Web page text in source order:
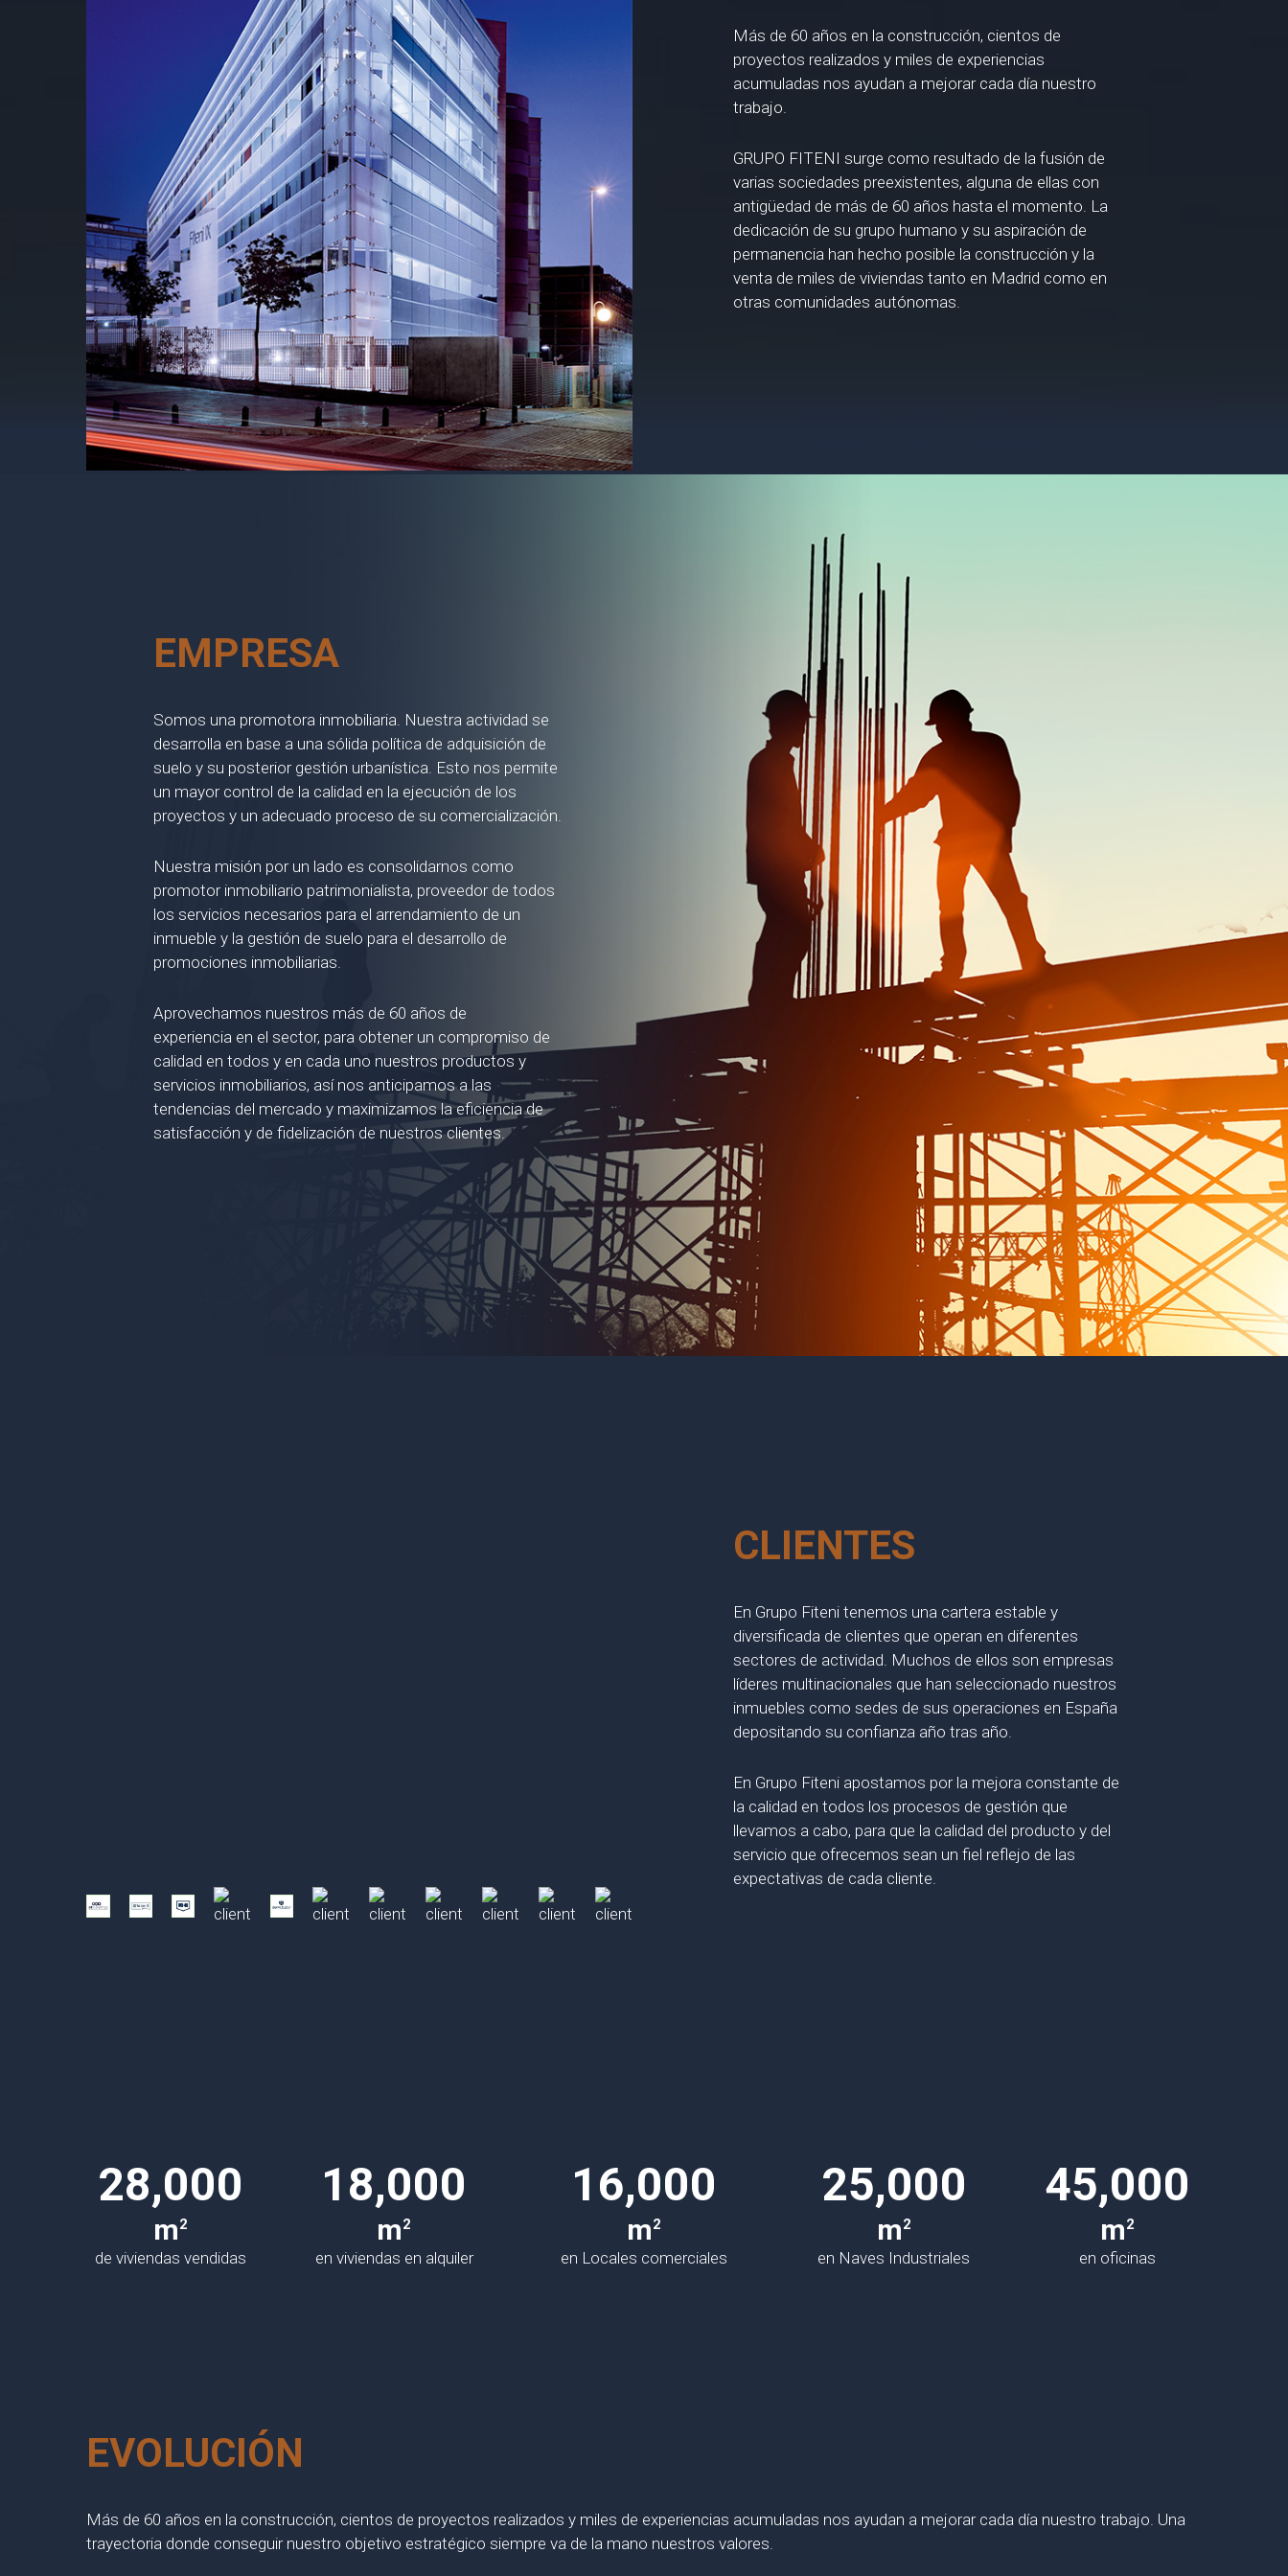
Más de 60 años en la construcción, cientos de
proyectos realizados y miles de experiencias
acumuladas nos ayudan a mejorar cada día nuestro
trabajo.
GRUPO FITENI surge como resultado de la fusión de
varias sociedades preexistentes, alguna de ellas con
antigüedad de más de 60 años hasta el momento. La
dedicación de su grupo humano y su aspiración de
permanencia han hecho posible la construcción y la
venta de miles de viviendas tanto en Madrid como en
otras comunidades autónomas.
EMPRESA
Somos una promotora inmobiliaria. Nuestra actividad se
desarrolla en base a una sólida política de adquisición de
suelo y su posterior gestión urbanística. Esto nos permite
un mayor control de la calidad en la ejecución de los
proyectos y un adecuado proceso de su comercialización.
Nuestra misión por un lado es consolidarnos como
promotor inmobiliario patrimonialista, proveedor de todos
los servicios necesarios para el arrendamiento de un
inmueble y la gestión de suelo para el desarrollo de
promociones inmobiliarias.
Aprovechamos nuestros más de 60 años de
experiencia en el sector, para obtener un compromiso de
calidad en todos y en cada uno nuestros productos y
servicios inmobiliarios, así nos anticipamos a las
tendencias del mercado y maximizamos la eficiencia de
satisfacción y de fidelización de nuestros clientes.
CLIENTES
En Grupo Fiteni tenemos una cartera estable y
diversificada de clientes que operan en diferentes
sectores de actividad. Muchos de ellos son empresas
líderes multinacionales que han seleccionado nuestros
inmuebles como sedes de sus operaciones en España
depositando su confianza año tras año.
En Grupo Fiteni apostamos por la mejora constante de
la calidad en todos los procesos de gestión que
llevamos a cabo, para que la calidad del producto y del
servicio que ofrecemos sean un fiel reflejo de las
expectativas de cada cliente.
28,000
m2
de viviendas vendidas
18,000
m2
en viviendas en alquiler
16,000
m2
en Locales comerciales
25,000
m2
en Naves Industriales
45,000
m2
en oficinas
EVOLUCIÓN
Más de 60 años en la construcción, cientos de proyectos realizados y miles de experiencias acumuladas nos ayudan a mejorar cada día nuestro trabajo. Una
trayectoria donde conseguir nuestro objetivo estratégico siempre va de la mano nuestros valores.